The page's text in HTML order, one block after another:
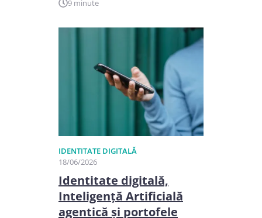
9 minute
IDENTITATE DIGITALĂ
18/06/2026
Identitate digitală,
Inteligență Artificială
agentică și portofele